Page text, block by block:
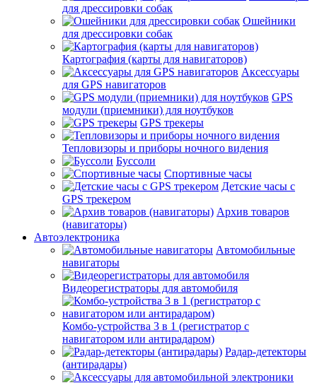
для дрессировки собак
Ошейники
для дрессировки собак
Картография (карты для навигаторов)
Аксессуары
для GPS навигаторов
GPS
модули (приемники) для ноутбуков
GPS трекеры
Тепловизоры и приборы ночного видения
Буссоли
Спортивные часы
Детские часы с
GPS трекером
Архив товаров
(навигаторы)
Автоэлектроника
Автомобильные
навигаторы
Видеорегистраторы для автомобиля
Комбо-устройства 3 в 1 (регистратор с
навигатором или антирадаром)
Радар-детекторы
(антирадары)